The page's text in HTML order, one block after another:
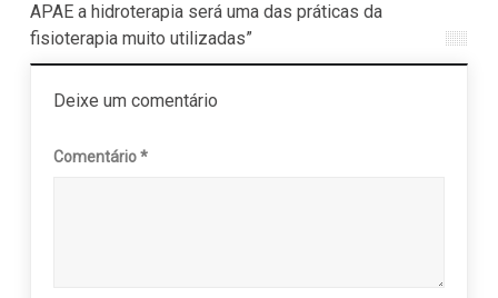
APAE a hidroterapia será uma das práticas da
fisioterapia muito utilizadas”
Deixe um comentário
Comentário*